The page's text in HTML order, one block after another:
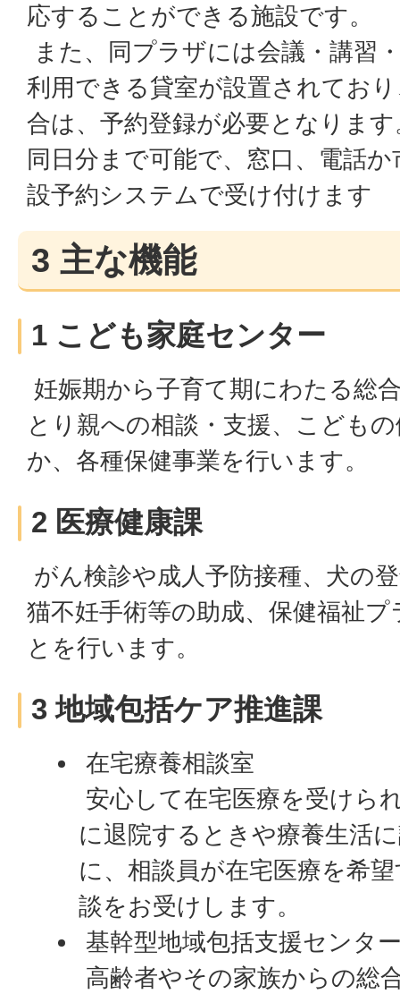
応することができる施設です。
また、同プラザには会議・講習
利用できる貸室が設置されてお
合は、予約登録が必要となりま
同日分まで可能で、窓口、電話
設予約システムで受け付けます
3 主な機能
1 こども家庭センター
妊娠期から子育て期にわたる総
とり親への相談・支援、こども
か、各種保健事業を行います。
2 医療健康課
がん検診や成人予防接種、犬の
猫不妊手術等の助成、保健福祉
とを行います。
3 地域包括ケア推進課
在宅療養相談室
安心して在宅医療を受けら
に退院するときや療養生活
に、相談員が在宅医療を希
談をお受けします。
基幹型地域包括支援センタ
高齢者やその家族からの総